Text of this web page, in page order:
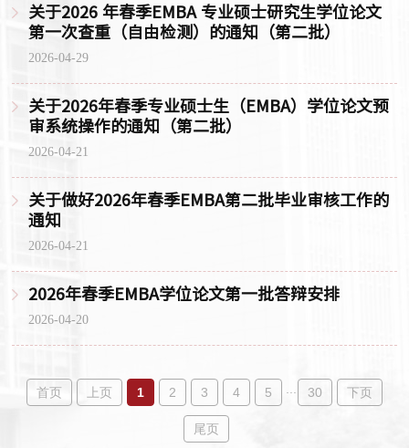
关于2026 年春季EMBA 专业硕士研究生学位论文
第一次查重（自由检测）的通知（第二批）
2026-04-29
关于2026年春季专业硕士生（EMBA）学位论文预
审系统操作的通知（第二批）
2026-04-21
关于做好2026年春季EMBA第二批毕业审核工作的
通知
2026-04-21
2026年春季EMBA学位论文第一批答辩安排
2026-04-20
首页 上页 1 2 3 4 5 ... 30 下页
尾页